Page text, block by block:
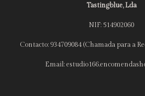
Tastingblue, Lda
NIF: 514902060
Contacto: 934709084 (Chamada para a
Email: